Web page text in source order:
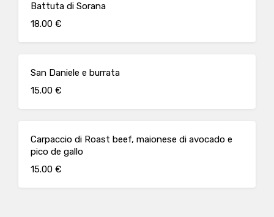
Battuta di Sorana
18.00 €
San Daniele e burrata
15.00 €
Carpaccio di Roast beef, maionese di avocado e
pico de gallo
15.00 €